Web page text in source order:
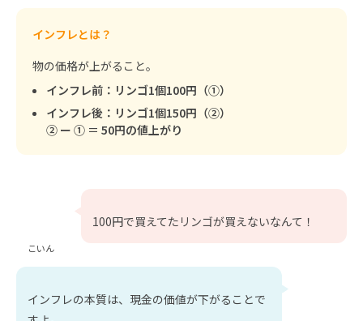
インフレとは？
物の価格が上がること。
インフレ前：リンゴ1個100円（①）
インフレ後：リンゴ1個150円（②）
② ー ① ＝ 50円の値上がり
こいん
100円で買えてたリンゴが買えないなんて！
インフレの本質は、現金の価値が下がることで